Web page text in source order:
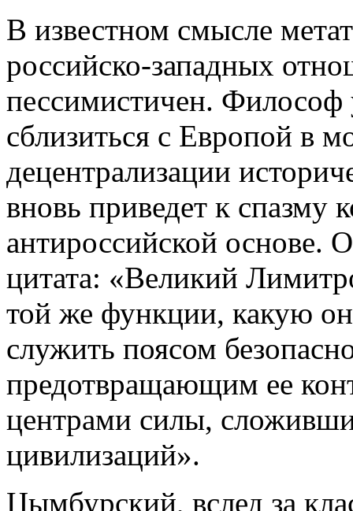
В известном смысле
российско-западных
пессимистичен. Философ
сблизиться с Европой в
децентрализации
вновь приведет к спазму
антироссийской основе.
цитата: «Великий
той же функции, какую
служить поясом
предотвращающим ее
центрами силы,
цивилизаций».
Цымбурский, вслед за